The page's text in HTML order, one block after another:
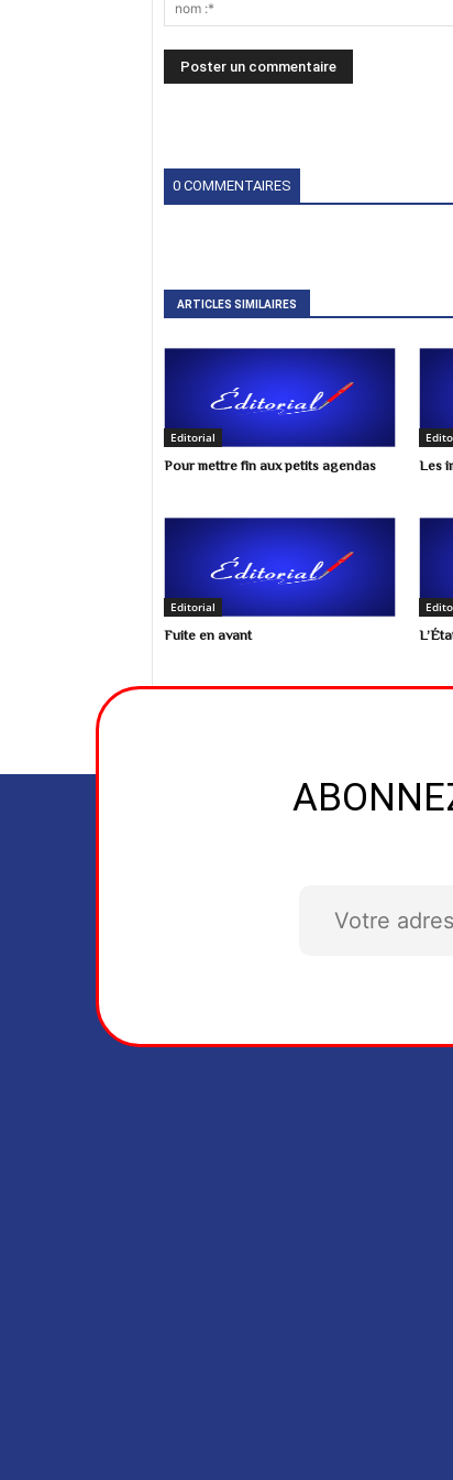
0 COMMENTAIRES
ARTICLES SIMILAIRES
Editorial
Pour mettre fin aux petits agendas Les
Editorial
Fuite en avant